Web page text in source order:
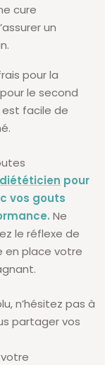
cure
un
pour la
le second
est facile de
pour
vos gouts
Ne
le réflexe de
en place votre
n’hésitez pas à
partager vos